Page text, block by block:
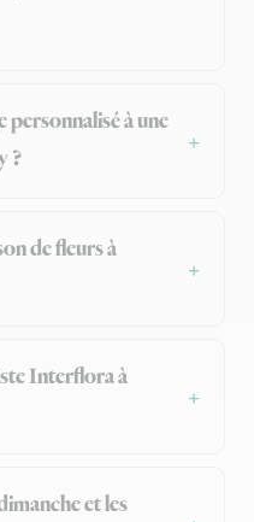
personnalisé à une
?
de fleurs à
Interflora à
et les